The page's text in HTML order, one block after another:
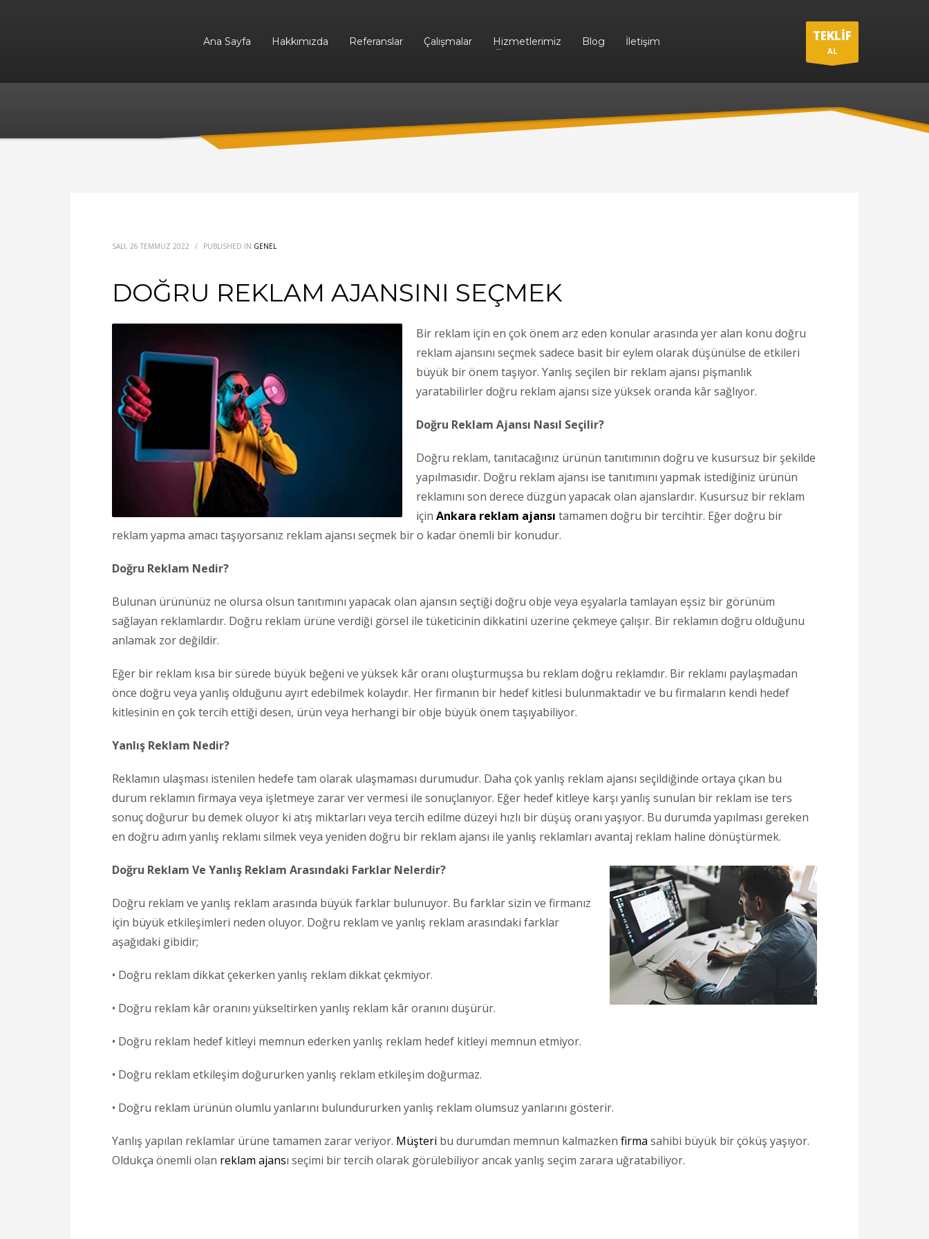
Ana Sayfa Hakkımızda Referanslar Çalışmalar Hizmetlerimiz Blog İletişim TEKLİF
AL
SALI, 26 TEMMUZ 2022 / PUBLISHED IN GENEL
DOĞRU REKLAM AJANSINI SEÇMEK
Bir reklam için en çok önem arz eden konular arasında yer alan konu doğru
reklam ajansını seçmek sadece basit bir eylem olarak düşünülse de etkileri
büyük bir önem taşıyor. Yanlış seçilen bir reklam ajansı pişmanlık
yaratabilirler doğru reklam ajansı size yüksek oranda kâr sağlıyor.
Doğru Reklam Ajansı Nasıl Seçilir?
Doğru reklam, tanıtacağınız ürünün tanıtımının doğru ve kusursuz bir şekilde
yapılmasıdır. Doğru reklam ajansı ise tanıtımını yapmak istediğiniz ürünün
reklamını son derece düzgün yapacak olan ajanslardır. Kusursuz bir reklam
için Ankara reklam ajansı tamamen doğru bir tercihtir. Eğer doğru bir
reklam yapma amacı taşıyorsanız reklam ajansı seçmek bir o kadar önemli bir konudur.
Doğru Reklam Nedir?
Bulunan ürününüz ne olursa olsun tanıtımını yapacak olan ajansın seçtiği doğru obje veya eşyalarla tamlayan eşsiz bir görünüm
sağlayan reklamlardır. Doğru reklam ürüne verdiği görsel ile tüketicinin dikkatini üzerine çekmeye çalışır. Bir reklamın doğru olduğunu
anlamak zor değildir.
Eğer bir reklam kısa bir sürede büyük beğeni ve yüksek kâr oranı oluşturmuşsa bu reklam doğru reklamdır. Bir reklamı paylaşmadan
önce doğru veya yanlış olduğunu ayırt edebilmek kolaydır. Her firmanın bir hedef kitlesi bulunmaktadır ve bu firmaların kendi hedef
kitlesinin en çok tercih ettiği desen, ürün veya herhangi bir obje büyük önem taşıyabiliyor.
Yanlış Reklam Nedir?
Reklamın ulaşması istenilen hedefe tam olarak ulaşmaması durumudur. Daha çok yanlış reklam ajansı seçildiğinde ortaya çıkan bu
durum reklamın firmaya veya işletmeye zarar ver vermesi ile sonuçlanıyor. Eğer hedef kitleye karşı yanlış sunulan bir reklam ise ters
sonuç doğurur bu demek oluyor ki atış miktarları veya tercih edilme düzeyi hızlı bir düşüş oranı yaşıyor. Bu durumda yapılması gereken
en doğru adım yanlış reklamı silmek veya yeniden doğru bir reklam ajansı ile yanlış reklamları avantaj reklam haline dönüştürmek.
Doğru Reklam Ve Yanlış Reklam Arasındaki Farklar Nelerdir?
Doğru reklam ve yanlış reklam arasında büyük farklar bulunuyor. Bu farklar sizin ve firmanız
için büyük etkileşimleri neden oluyor. Doğru reklam ve yanlış reklam arasındaki farklar
aşağıdaki gibidir;
• Doğru reklam dikkat çekerken yanlış reklam dikkat çekmiyor.
• Doğru reklam kâr oranını yükseltirken yanlış reklam kâr oranını düşürür.
• Doğru reklam hedef kitleyi memnun ederken yanlış reklam hedef kitleyi memnun etmiyor.
• Doğru reklam etkileşim doğururken yanlış reklam etkileşim doğurmaz.
• Doğru reklam ürünün olumlu yanlarını bulundururken yanlış reklam olumsuz yanlarını gösterir.
Yanlış yapılan reklamlar ürüne tamamen zarar veriyor. Müşteri bu durumdan memnun kalmazken firma sahibi büyük bir çöküş yaşıyor.
Oldukça önemli olan reklam ajansı seçimi bir tercih olarak görülebiliyor ancak yanlış seçim zarara uğratabiliyor.